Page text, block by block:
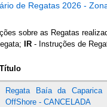
de Regatas 2026 -
sobre as Regatas
IR - Instruções de
Título
Regata Baía da Caparica
OffShore - CANCELADA